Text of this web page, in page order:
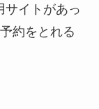
サイトがあっ
約をとれる